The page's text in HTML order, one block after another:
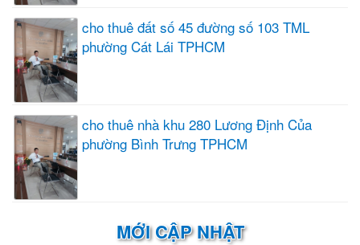
cho thuê đất số 45 đường số 103 TML
phường Cát Lái TPHCM
cho thuê nhà khu 280 Lương Định Của
phường Bình Trưng TPHCM
MỚI CẬP NHẬT